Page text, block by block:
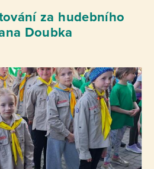
za hudebního
Doubka